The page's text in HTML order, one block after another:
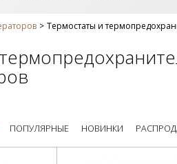
Термостаты и
ПОПУЛЯРНЫЕ НОВИНКИ